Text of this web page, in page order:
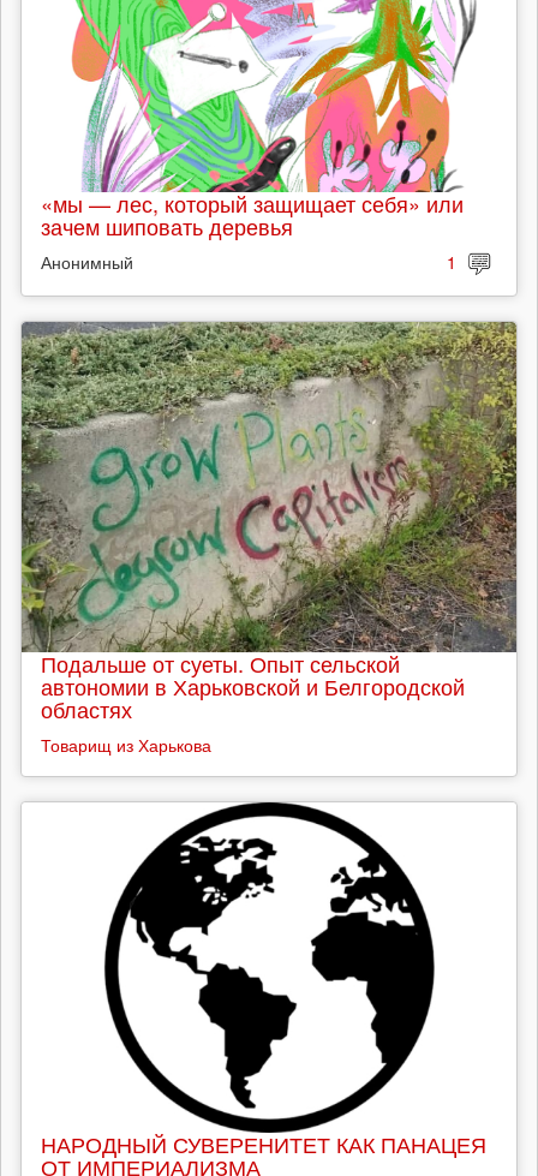
«мы — лес, который защищает себя» или
зачем шиповать деревья
Анонимный 1
Подальше от суеты. Опыт сельской
автономии в Харьковской и Белгородской
областях
Товарищ из Харькова
НАРОДНЫЙ СУВЕРЕНИТЕТ КАК ПАНАЦЕЯ
ОТ ИМПЕРИАЛИЗМА